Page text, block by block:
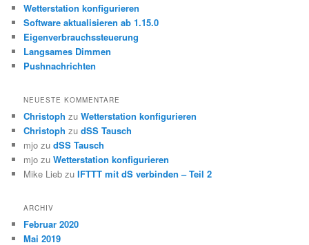
Wetterstation konfigurieren
Software aktualisieren ab 1.15.0
Eigenverbrauchssteuerung
Langsames Dimmen
Pushnachrichten
NEUESTE KOMMENTARE
Christoph zuWetterstation konfigurieren
Christoph zudSS Tausch
mjo zudSS Tausch
mjo zuWetterstation konfigurieren
Mike Lieb zuIFTTT mit dS verbinden – Teil 2
ARCHIV
Februar 2020
Mai 2019